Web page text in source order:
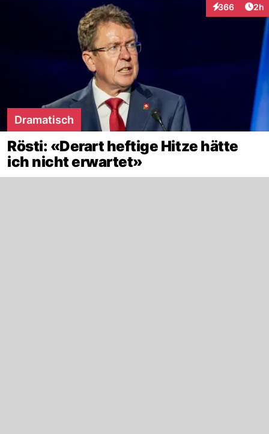
366
Interaktionen
2h
Dramatisch
Rösti: «Derart heftige Hitze hätte
ich nicht erwartet»